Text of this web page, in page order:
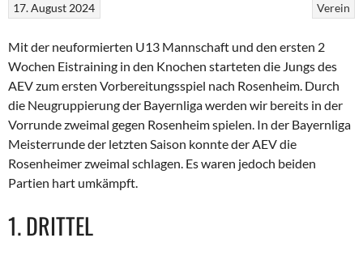
Verein
17. August 2024
Mit der neuformierten U13 Mannschaft und den ersten 2
Wochen Eistraining in den Knochen starteten die Jungs des
AEV zum ersten Vorbereitungsspiel nach Rosenheim. Durch
die Neugruppierung der Bayernliga werden wir bereits in der
Vorrunde zweimal gegen Rosenheim spielen. In der Bayernliga
Meisterrunde der letzten Saison konnte der AEV die
Rosenheimer zweimal schlagen. Es waren jedoch beiden
Partien hart umkämpft.
1. DRITTEL